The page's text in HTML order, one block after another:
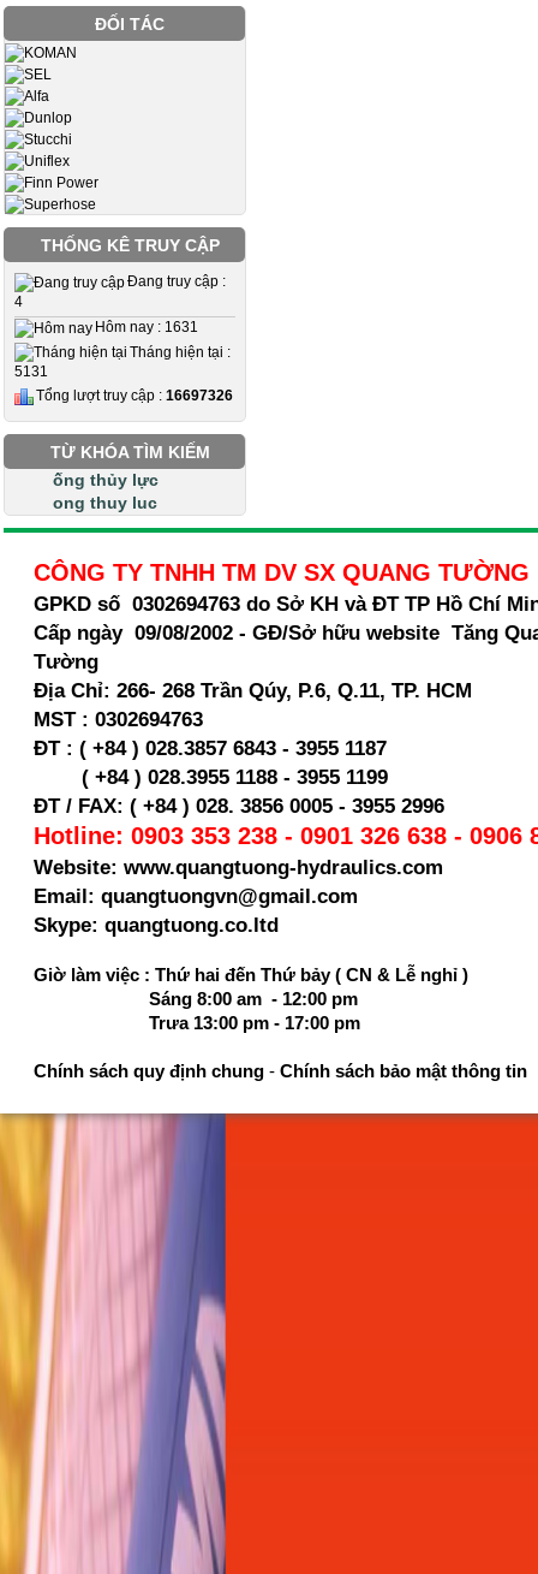
ĐỐI TÁC
THỐNG KÊ TRUY CẬP
Đang truy cập :
4
Hôm nay : 1631
Tháng hiện tại :
5131
Tổng lượt truy cập : 16697326
TỪ KHÓA TÌM KIẾM
ống thủy lực
ong thuy luc
CÔNG TY TNHH TM DV SX QUANG TƯỜNG
GPKD số 0302694763 do Sở KH và ĐT TP Hồ Chí
Cấp ngày 09/08/2002 - GĐ/Sở hữu website Tăng
Tường
Địa Chỉ: 266- 268 Trần Qúy, P.6, Q.11, TP. HCM
MST : 0302694763
ĐT : ( +84 ) 028.3857 6843 - 3955 1187
( +84 ) 028.3955 1188 - 3955 1199
ĐT / FAX: ( +84 ) 028. 3856 0005 - 3955 2996
Hotline: 0903 353 238 - 0901 326 638 - 0906
Website: www.quangtuong-hydraulics.com
Email: quangtuongvn@gmail.com
Skype: quangtuong.co.ltd
Giờ làm việc : Thứ hai đến Thứ bảy ( CN & Lễ nghỉ )
Sáng 8:00 am - 12:00 pm
Trưa 13:00 pm - 17:00 pm
Chính sách quy định chung - Chính sách bảo mật thông tin